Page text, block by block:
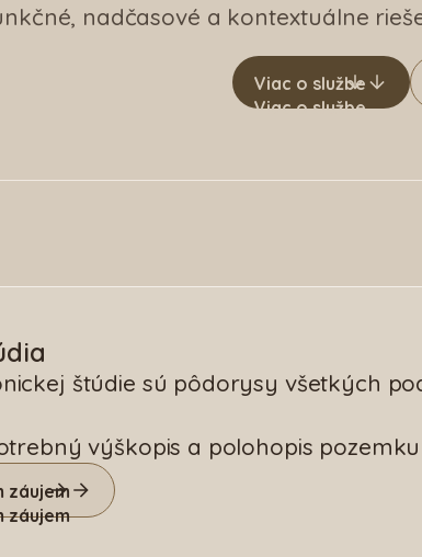
nadčasové a kontextuálne
Viac o službe
Viac o službe
štúdie sú pôdorysy všetkých
výškopis a polohopis
záujem
záujem